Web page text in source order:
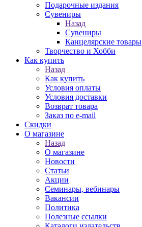
Подарочные издания
Сувениры
Назад
Сувениры
Канцелярские товары
Творчество и Хобби
Как купить
Назад
Как купить
Условия оплаты
Условия доставки
Возврат товара
Заказ по e-mail
Скидки
О магазине
Назад
О магазине
Новости
Статьи
Акции
Семинары, вебинары
Вакансии
Политика
Полезные ссылки